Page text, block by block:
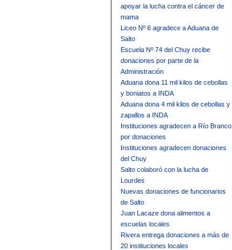
apoyar la lucha contra el cáncer de
mama
Liceo Nº 6 agradece a Aduana de
Salto
Escuela Nº 74 del Chuy recibe
donaciones por parte de la
Administración
Aduana dona 11 mil kilos de cebollas
y boniatos a INDA
Aduana dona 4 mil kilos de cebollas y
zapallos a INDA
Instituciones agradecen a Río Branco
por donaciones
Instituciones agradecen donaciones
del Chuy
Salto colaboró con la lucha de
Lourdes
Nuevas donaciones de funcionarios
de Salto
Juan Lacaze dona alimentos a
escuelas locales
Rivera entrega donaciones a más de
20 instituciones locales